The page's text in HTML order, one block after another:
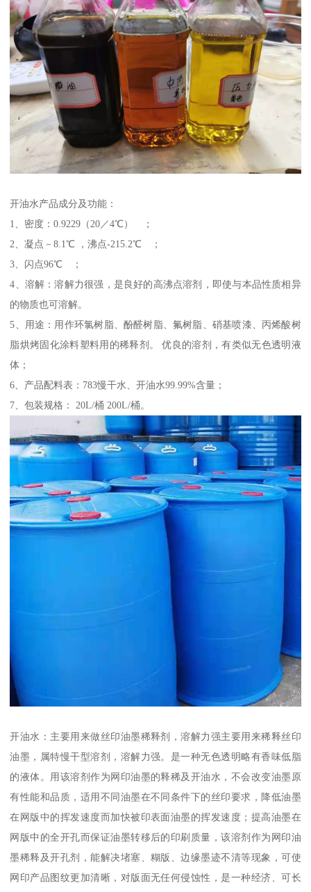
开油水产品成分及功能：
1、密度：0.9229（20／4℃） ；
2、凝点－8.1℃ ，沸点-215.2℃ ；
3、闪点96℃ ；
4、溶解：溶解力很强，是良好的高沸点溶剂，即使与本品性质相异
的物质也可溶解。
5、用途：用作环氯树脂、酚醛树脂、氟树脂、硝基喷漆、丙烯酸树
脂烘烤固化涂料塑料用的稀释剂。 优良的溶剂，有类似无色透明液
体；
6、产品配料表：783慢干水、开油水99.99%含量；
7、包装规格： 20L/桶 200L/桶。
开油水：主要用来做丝印油墨稀释剂，溶解力强主要用来稀释丝印
油墨，属特慢干型溶剂，溶解力强。是一种无色透明略有香味低脂
的液体。用该溶剂作为网印油墨的释稀及开油水，不会改变油墨原
有性能和品质，适用不同油墨在不同条件下的丝印要求，降低油墨
在网版中的挥发速度而加快被印表面油墨的挥发速度；提高油墨在
网版中的全开孔而保证油墨转移后的印刷质量，该溶剂作为网印油
墨稀释及开孔剂，能解决堵塞、糊版、边缘墨迹不清等现象，可使
网印产品图纹更加清晰，对版面无任何侵蚀性，是一种经济、可长